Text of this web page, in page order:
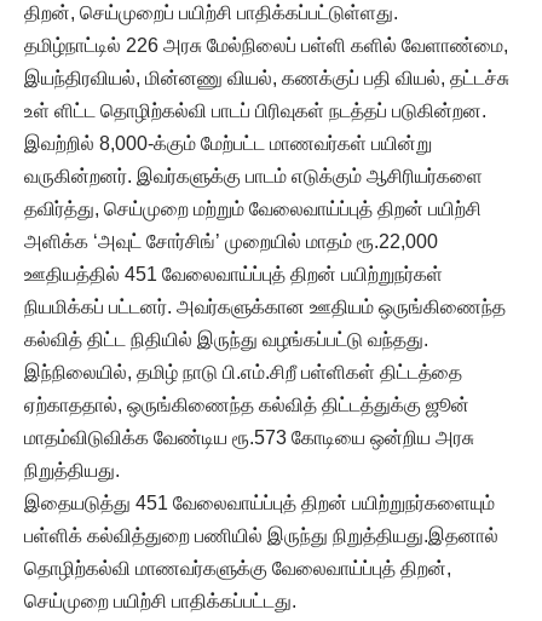
திறன், செய்முறைப் பயிற்சி பாதிக்கப்பட்டுள்ளது.
தமிழ்நாட்டில் 226 அரசு மேல்நிலைப் பள்ளி களில் வேளாண்மை,
இயந்திரவியல், மின்னணு வியல், கணக்குப் பதி வியல், தட்டச்சு
உள் ளிட்ட தொழிற்கல்வி பாடப் பிரிவுகள் நடத்தப் படுகின்றன.
இவற்றில் 8,000-க்கும் மேற்பட்ட மாணவர்கள் பயின்று
வருகின்றனர். இவர்களுக்கு பாடம் எடுக்கும் ஆசிரியர்களை
தவிர்த்து, செய்முறை மற்றும் வேலைவாய்ப்புத் திறன் பயிற்சி
அளிக்க ‘அவுட் சோர்சிங்’ முறையில் மாதம் ரூ.22,000
ஊதியத்தில் 451 வேலைவாய்ப்புத் திறன் பயிற்றுநர்கள்
நியமிக்கப் பட்டனர். அவர்களுக்கான ஊதியம் ஒருங்கிணைந்த
கல்வித் திட்ட நிதியில் இருந்து வழங்கப்பட்டு வந்தது.
இந்நிலையில், தமிழ் நாடு பி.எம்.சிறீ பள்ளிகள் திட்டத்தை
ஏற்காததால், ஒருங்கிணைந்த கல்வித் திட்டத்துக்கு ஜூன்
மாதம்விடுவிக்க வேண்டிய ரூ.573 கோடியை ஒன்றிய அரசு
நிறுத்தியது.
இதையடுத்து 451 வேலைவாய்ப்புத் திறன் பயிற்றுநர்களையும்
பள்ளிக் கல்வித்துறை பணியில் இருந்து நிறுத்தியது.இதனால்
தொழிற்கல்வி மாணவர்களுக்கு வேலைவாய்ப்புத் திறன்,
செய்முறை பயிற்சி பாதிக்கப்பட்டது.